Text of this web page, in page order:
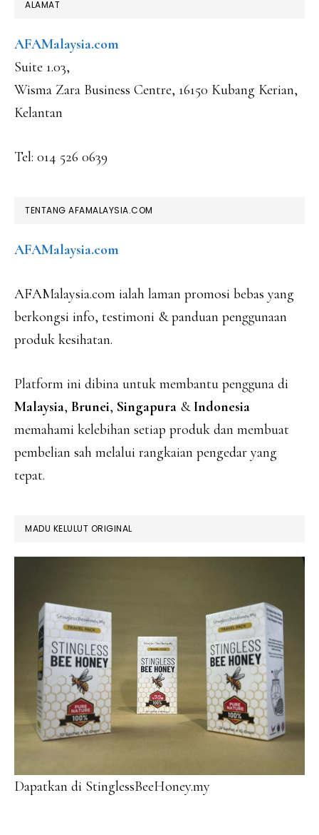
ALAMAT
AFAMalaysia.com
Suite 1.03,
Wisma Zara Business Centre, 16150 Kubang Kerian,
Kelantan
Tel: 014 526 0639
TENTANG AFAMALAYSIA.COM
AFAMalaysia.com
AFAMalaysia.com ialah laman promosi bebas yang
berkongsi info, testimoni & panduan penggunaan
produk kesihatan.
Platform ini dibina untuk membantu pengguna di
Malaysia, Brunei, Singapura &Indonesia
memahami kelebihan setiap produk dan membuat
pembelian sah melalui rangkaian pengedar yang
tepat.
MADU KELULUT ORIGINAL
Dapatkan di StinglessBeeHoney.my